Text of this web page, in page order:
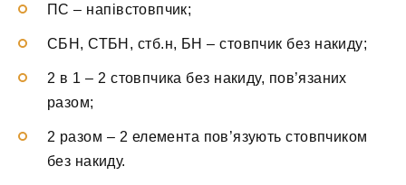
ПС – напівстовпчик;
СБН, СТБН, стб.н, БН – стовпчик без накиду;
2 в 1 – 2 стовпчика без накиду, пов’язаних
разом;
2 разом – 2 елемента пов’язують стовпчиком
без накиду.